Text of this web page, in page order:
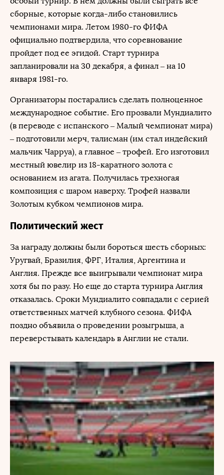
сборные, которые когда-либо становились
чемпионами мира. Летом 1980-го ФИФА
официально подтвердила, что соревнование
пройдет под ее эгидой. Старт турнира
запланировали на 30 декабря, а финал – на 10
января 1981-го.
Организаторы постарались сделать полноценное
международное событие. Его прозвали Мундиалито
(в переводе с испанского – Малый чемпионат мира)
– подготовили мерч, талисман (им стал индейский
мальчик Чарруа), а главное – трофей. Его изготовил
местный ювелир из 18-каратного золота с
основанием из агата. Получилась трехногая
композиция с шаром наверху. Трофей назвали
Золотым кубком чемпионов мира.
Политический жест
За награду должны были бороться шесть сборных:
Уругвай, Бразилия, ФРГ, Италия, Аргентина и
Англия. Прежде все выигрывали чемпионат мира
хотя бы по разу. Но еще до старта турнира Англия
отказалась. Сроки Мундиалито совпадали с серией
ответственных матчей клубного сезона. ФИФА
поздно объявила о проведении розыгрыша, а
переверстывать календарь в Англии не стали.